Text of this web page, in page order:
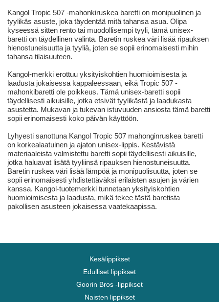
Kangol Tropic 507 -mahonkiruskea baretti on monipuolinen ja
tyylikäs asuste, joka täydentää mitä tahansa asua. Olipa
kyseessä sitten rento tai muodollisempi tyyli, tämä unisex-
baretti on täydellinen valinta. Baretin ruskea väri lisää ripauksen
hienostuneisuutta ja tyyliä, joten se sopii erinomaisesti mihin
tahansa tilaisuuteen.
Kangol-merkki erottuu yksityiskohtien huomioimisesta ja
laadusta jokaisessa kappaleessaan, eikä Tropic 507 -
mahonkibaretti ole poikkeus. Tämä unisex-baretti sopii
täydellisesti aikuisille, jotka etsivät tyylikästä ja laadukasta
asustetta. Mukavan ja tukevan istuvuuden ansiosta tämä baretti
sopii erinomaisesti koko päivän käyttöön.
Lyhyesti sanottuna Kangol Tropic 507 mahonginruskea baretti
on korkealaatuinen ja ajaton unisex-lippis. Kestävistä
materiaaleista valmistettu baretti sopii täydellisesti aikuisille,
jotka haluavat lisätä tyyliinsä ripauksen hienostuneisuutta.
Baretin ruskea väri lisää lämpöä ja monipuolisuutta, joten se
sopii erinomaisesti yhdistettäväksi erilaisten asujen ja värien
kanssa. Kangol-tuotemerkki tunnetaan yksityiskohtien
huomioimisesta ja laadusta, mikä tekee tästä baretista
pakollisen asusteen jokaisessa vaatekaapissa.
Kesälippikset
Edulliset lippikset
Goorin Bros -lippikset
Naisten lippikset